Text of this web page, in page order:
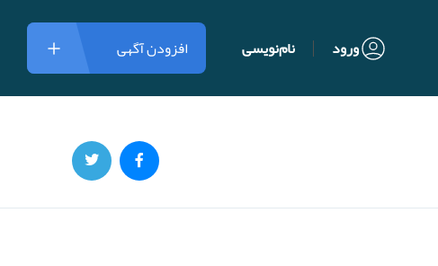
ورود نام‌نویسی افزودن آگهی